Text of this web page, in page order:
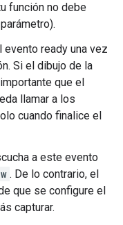
función no debe
evento ready una vez
Si el dibujo de la
que el
llamar a los
cuando finalice el
a este evento
. De lo contrario, el
que se configure el
capturar.